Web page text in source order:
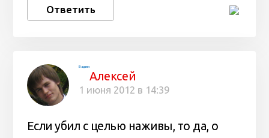
Ответить
Вадим
Алексей
1 июня 2012 в 14:39
Если убил с целью наживы, то да, о